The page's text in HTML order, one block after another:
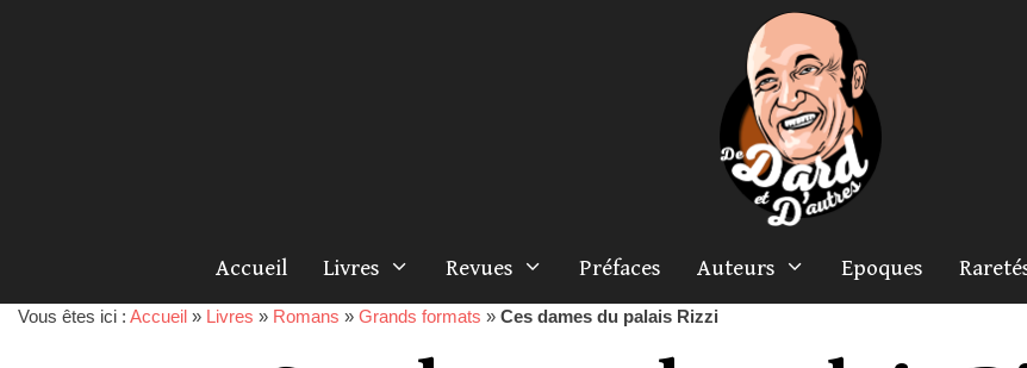
Accueil Livres Revues Préfaces Auteurs Epoques
Vous êtes ici : Accueil » Livres » Romans » Grands formats » Ces dames du palais Rizzi